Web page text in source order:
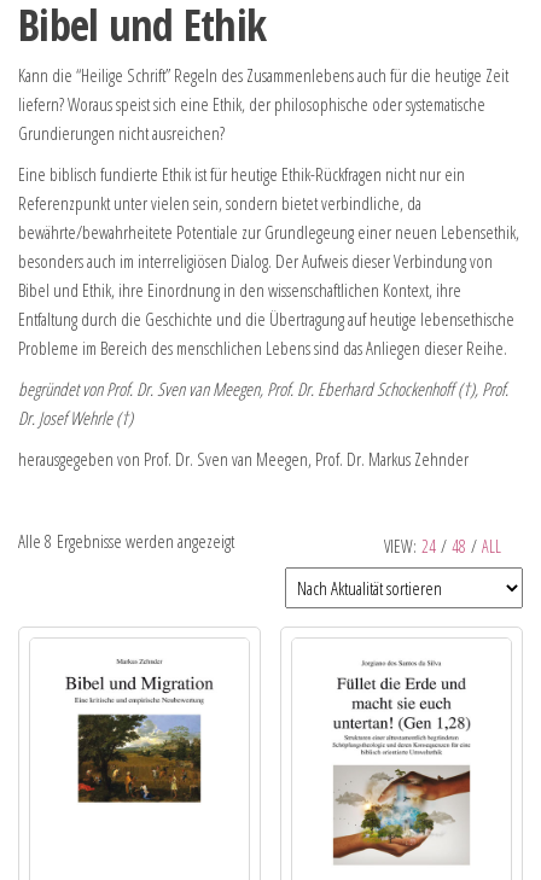
Bibel und Ethik
Kann die “Heilige Schrift” Regeln des Zusammenlebens auch für die heutige Zeit
liefern? Woraus speist sich eine Ethik, der philosophische oder systematische
Grundierungen nicht ausreichen?
Eine biblisch fundierte Ethik ist für heutige Ethik-Rückfragen nicht nur ein
Referenzpunkt unter vielen sein, sondern bietet verbindliche, da
bewährte/bewahrheitete Potentiale zur Grundlegeung einer neuen Lebensethik,
besonders auch im interreligiösen Dialog. Der Aufweis dieser Verbindung von
Bibel und Ethik, ihre Einordnung in den wissenschaftlichen Kontext, ihre
Entfaltung durch die Geschichte und die Übertragung auf heutige lebensethische
Probleme im Bereich des menschlichen Lebens sind das Anliegen dieser Reihe.
begründet von Prof. Dr. Sven van Meegen, Prof. Dr. Eberhard Schockenhoff (†), Prof.
Dr. Josef Wehrle (†)
herausgegeben von Prof. Dr. Sven van Meegen, Prof. Dr. Markus Zehnder
VIEW: 24 / 48 / ALL
Alle 8 Ergebnisse werden angezeigt